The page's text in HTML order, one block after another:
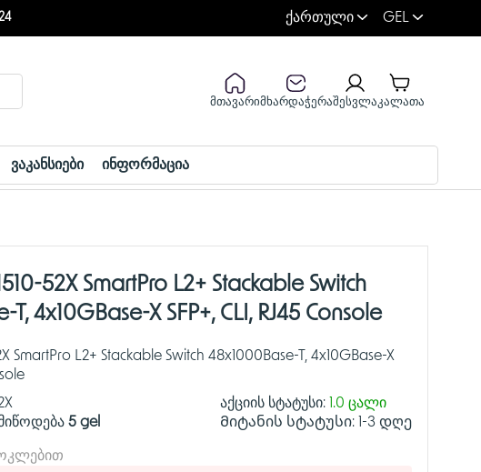
ქართული GEL
მთავარიმხარდაჭერაშესვლაკალათა
ვაკანსიები ინფორმაცია
52X SmartPro L2+ Stackable Switch
4x10GBase-X SFP+, CLI, RJ45 Console
SmartPro L2+ Stackable Switch 48x1000Base-T, 4x10GBase-X
5 gel
აქციის სტატუსი: 1.0 ცალი
Მიტანის სტატუსი: 1-3 დღე